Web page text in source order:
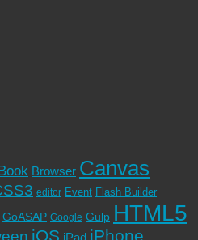
Browser Canvas
editor Event Flash Builder
GoASAP Google Gulp HTML5
iOS iPad iPhone